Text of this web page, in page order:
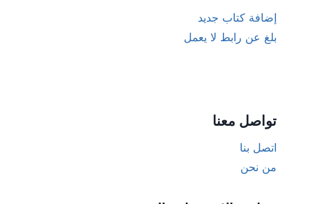
إضافة كتاب جديد
بلغ عن رابط لا يعمل
تواصل معنا
اتصل بنا
من نحن